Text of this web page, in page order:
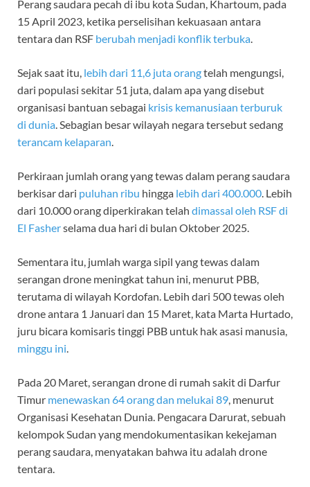
Perang saudara pecah di ibu kota Sudan, Khartoum, pada
15 April 2023, ketika perselisihan kekuasaan antara
tentara dan RSF berubah menjadi konflik terbuka.
Sejak saat itu, lebih dari 11,6 juta orangtelah mengungsi,
dari populasi sekitar 51 juta, dalam apa yang disebut
organisasi bantuan sebagai krisis kemanusiaan terburuk
di dunia. Sebagian besar wilayah negara tersebut sedang
terancam kelaparan.
Perkiraan jumlah orang yang tewas dalam perang saudara
berkisar dari puluhan ribu hingga lebih dari 400.000. Lebih
dari 10.000 orang diperkirakan telah dimassal oleh RSF di
El Fasherselama dua hari di bulan Oktober 2025.
Sementara itu, jumlah warga sipil yang tewas dalam
serangan drone meningkat tahun ini, menurut PBB,
terutama di wilayah Kordofan. Lebih dari 500 tewas oleh
drone antara 1 Januari dan 15 Maret, kata Marta Hurtado,
juru bicara komisaris tinggi PBB untuk hak asasi manusia,
minggu ini.
Pada 20 Maret, serangan drone di rumah sakit di Darfur
Timur menewaskan 64 orang dan melukai 89, menurut
Organisasi Kesehatan Dunia. Pengacara Darurat, sebuah
kelompok Sudan yang mendokumentasikan kekejaman
perang saudara, menyatakan bahwa itu adalah drone
tentara.